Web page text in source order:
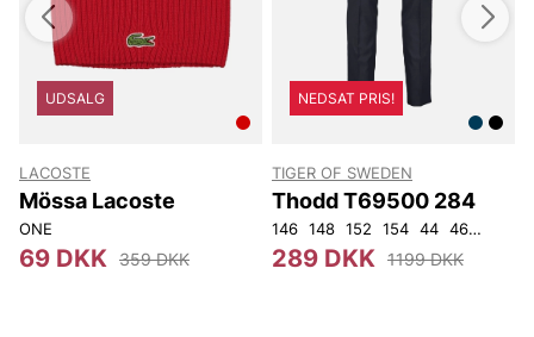
UDSALG
LACOSTE
Mössa Lacoste
ONE
69 DKK 359 DKK
NEDSAT PRIS!
TIGER OF SWEDEN
Thodd T69500 284
146 148 152 154 44 46 48
289 DKK 1199 DKK